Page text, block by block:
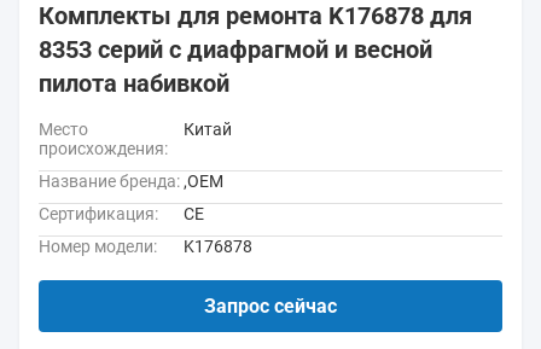
Комплекты для ремонта K176878 для
8353 серий с диафрагмой и весной
пилота набивкой
Место
происхождения:
Китай
Название бренда: ,OEM
Сертификация:
CE
Номер модели:
K176878
Запрос сейчас